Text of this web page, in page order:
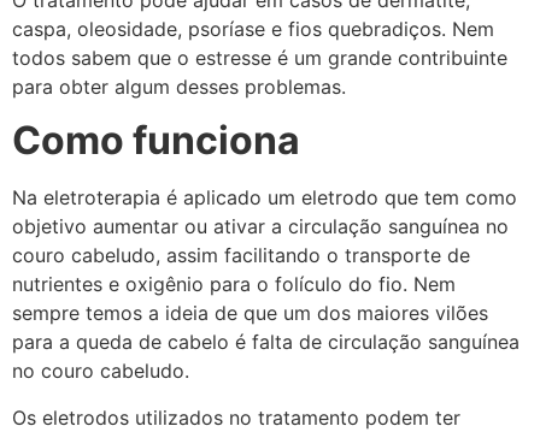
caspa, oleosidade, psoríase e fios quebradiços. Nem
todos sabem que o estresse é um grande contribuinte
para obter algum desses problemas.
Como funciona
Na eletroterapia é aplicado um eletrodo que tem como
objetivo aumentar ou ativar a circulação sanguínea no
couro cabeludo, assim facilitando o transporte de
nutrientes e oxigênio para o folículo do fio. Nem
sempre temos a ideia de que um dos maiores vilões
para a queda de cabelo é falta de circulação sanguínea
no couro cabeludo.
Os eletrodos utilizados no tratamento podem ter